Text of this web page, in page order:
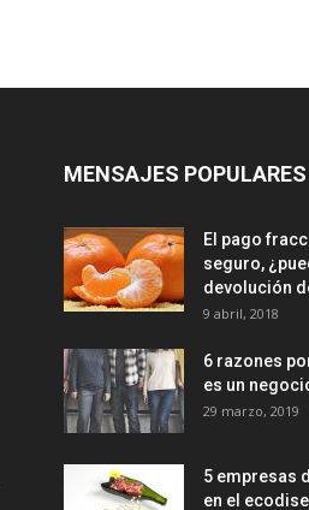
MENSAJES POPULARES
El pago
seguro,
devolución
9 abril, 2018
6 razones
es un
29 marzo, 2019
5 empresas
en el